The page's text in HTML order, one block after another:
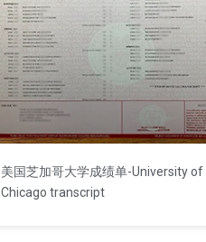
美国芝加哥大学成绩单-University of
Chicago transcript